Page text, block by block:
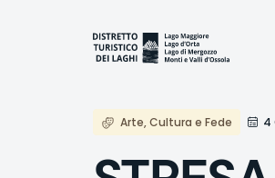
Arte, Cultura e Fede 4